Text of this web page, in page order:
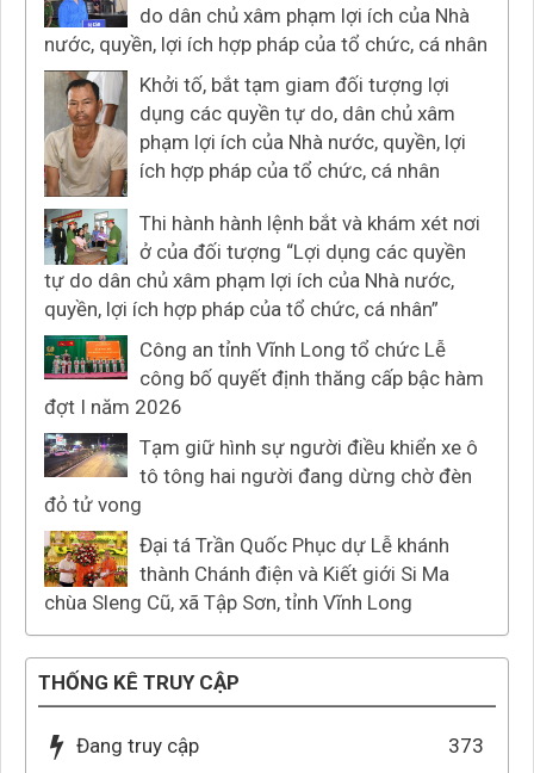
do dân chủ xâm phạm lợi ích của Nhà
nước, quyền, lợi ích hợp pháp của tổ chức, cá nhân
Khởi tố, bắt tạm giam đối tượng lợi
dụng các quyền tự do, dân chủ xâm
phạm lợi ích của Nhà nước, quyền, lợi
ích hợp pháp của tổ chức, cá nhân
Thi hành hành lệnh bắt và khám xét nơi
ở của đối tượng “Lợi dụng các quyền
tự do dân chủ xâm phạm lợi ích của Nhà nước,
quyền, lợi ích hợp pháp của tổ chức, cá nhân”
Công an tỉnh Vĩnh Long tổ chức Lễ
công bố quyết định thăng cấp bậc hàm
đợt I năm 2026
Tạm giữ hình sự người điều khiển xe ô
tô tông hai người đang dừng chờ đèn
đỏ tử vong
Đại tá Trần Quốc Phục dự Lễ khánh
thành Chánh điện và Kiết giới Si Ma
chùa Sleng Cũ, xã Tập Sơn, tỉnh Vĩnh Long
THỐNG KÊ TRUY CẬP
Đang truy cập
373